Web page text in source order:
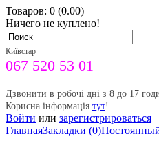
Товаров: 0 (0.00)
Ничего не куплено!
Київстар
067 520 53 01
Дзвонити в робочі дні з 8 до 17
Корисна інформація тут!
Войти или зарегистрироваться
ГлавнаяЗакладки (0)